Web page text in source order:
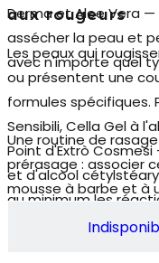
Derma et Aloe Vera
assécher la peau et
avec n'importe quel
aux rougeurs
Les peaux qui
ou présentent une
formules spécifiques.
Sensibili, Cella Gel à
Point d'Extrò
et d'alcool
au minimum les
confortable même
Une routine de
prérasage : associer
mousse à barbe et à
apaisant permet
protéger la barrière